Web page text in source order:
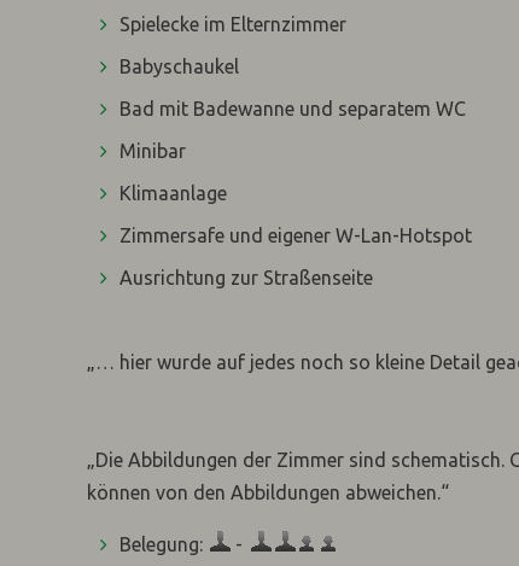
Spielecke im Elternzimmer
Babyschaukel
Bad mit Badewanne und separatem WC
Minibar
Klimaanlage
Zimmersafe und eigener W-Lan-Hotspot
Ausrichtung zur Straßenseite
„… hier wurde auf jedes noch so kleine Detail
„Die Abbildungen der Zimmer sind
können von den Abbildungen abweichen.“
Belegung:
-